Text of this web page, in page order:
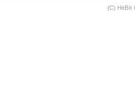
(C) HitBit